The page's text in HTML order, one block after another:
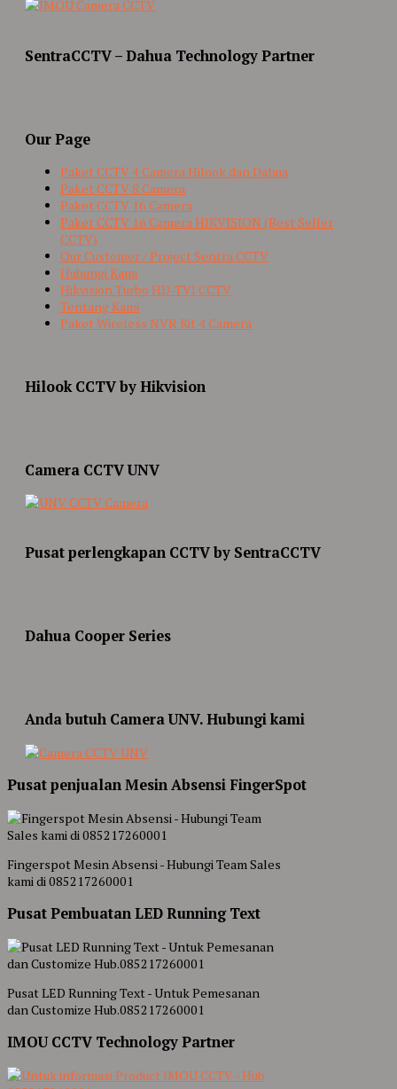
SentraCCTV – Dahua Technology Partner
Our Page
Paket CCTV 4 Camera Hilook dan Dahua
Paket CCTV 8 Camera
Paket CCTV 16 Camera
Paket CCTV 16 Camera HIKVISION (Best Seller
CCTV)
Our Customer / Project Sentra CCTV
Hubungi Kami
Hikvision Turbo HD-TVI CCTV
Tentang Kami
Paket Wireless NVR Kit 4 Camera
Hilook CCTV by Hikvision
Camera CCTV UNV
Pusat perlengkapan CCTV by SentraCCTV
Dahua Cooper Series
Anda butuh Camera UNV. Hubungi kami
Pusat penjualan Mesin Absensi FingerSpot
Fingerspot Mesin Absensi - Hubungi Team Sales
kami di 085217260001
Pusat Pembuatan LED Running Text
Pusat LED Running Text - Untuk Pemesanan
dan Customize Hub.085217260001
IMOU CCTV Technology Partner